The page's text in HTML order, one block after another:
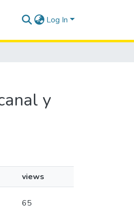
Log In
y
views
65